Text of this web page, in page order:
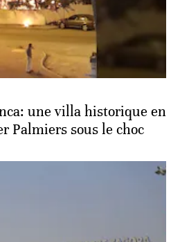
une villa historique en
Palmiers sous le choc